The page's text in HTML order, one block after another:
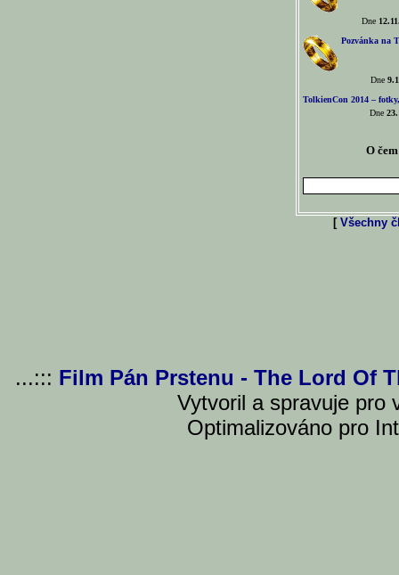
Dne
Pozvánka na
Dne
TolkienCon 2014 –
Dne
O
[ Všechny
...::: Film Pán Prstenu - The Lord Of
Vytvoril a spravuje pro
Optimalizováno pro